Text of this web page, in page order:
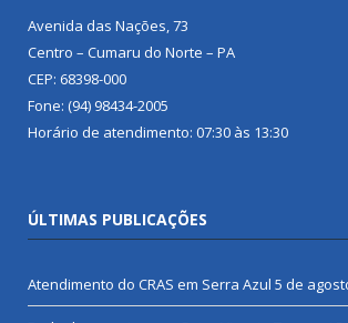
Avenida das Nações, 73
Centro – Cumaru do Norte – PA
CEP: 68398-000
Fone: (94) 98434-2005
Horário de atendimento: 07:30 às 13:30
ÚLTIMAS PUBLICAÇÕES
Atendimento do CRAS em Serra Azul 5 de